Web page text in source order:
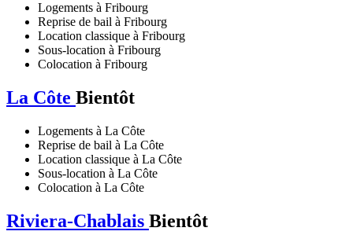
Logements à Fribourg
Reprise de bail à Fribourg
Location classique à Fribourg
Sous-location à Fribourg
Colocation à Fribourg
La Côte Bientôt
Logements à La Côte
Reprise de bail à La Côte
Location classique à La Côte
Sous-location à La Côte
Colocation à La Côte
Riviera-Chablais Bientôt